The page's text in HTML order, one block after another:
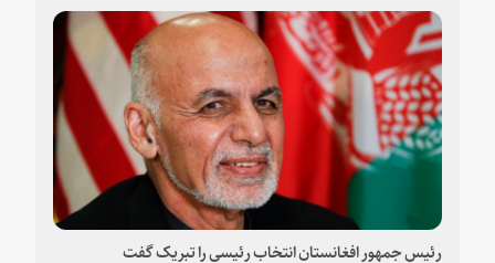
رئیس جمهور افغانستان انتخاب رئیسی را تبریک گفت